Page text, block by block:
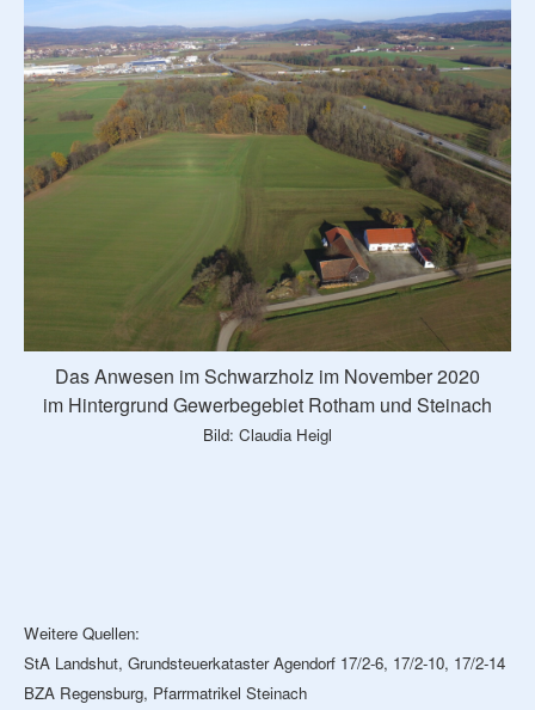
Das Anwesen im Schwarzholz im November 2020
im Hintergrund Gewerbegebiet Rotham und Steinach
Bild: Claudia Heigl
Weitere Quellen:
StA Landshut, Grundsteuerkataster Agendorf 17/2-6, 17/2-10, 17/2-14
BZA Regensburg, Pfarrmatrikel Steinach